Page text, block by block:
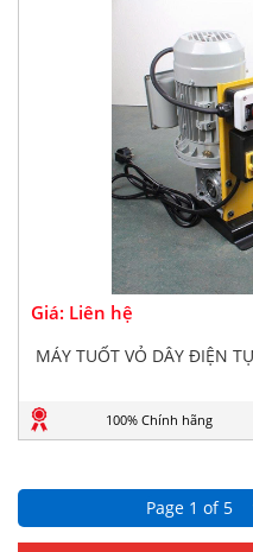
Giá: Liên hệ
MÁY TUỐT VỎ DÂY ĐIỆN
100% Chính hãng
Page 1 of 5